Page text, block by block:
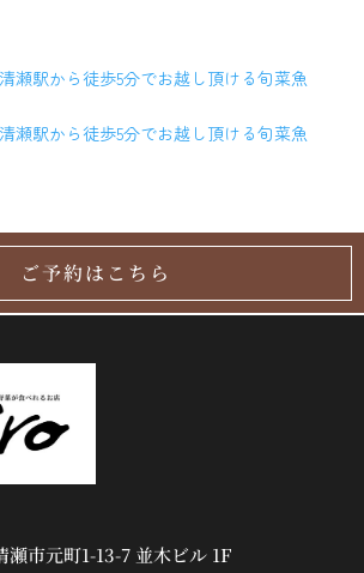
瀬駅から徒歩5分でお越し頂ける旬菜魚
瀬駅から徒歩5分でお越し頂ける旬菜魚
ご予約はこちら
瀬市元町1-13-7 並木ビル 1F